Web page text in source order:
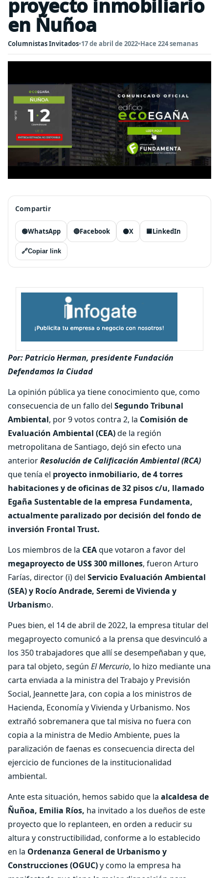
proyecto inmobiliario
en Ñuñoa
Columnistas Invitados•17 de abril de 2022•Hace 224 semanas
Compartir
🟢WhatsApp 🔵Facebook ⚫X 🟦LinkedIn
🔗Copiar link
Por: Patricio Herman, presidente Fundación
Defendamos la Ciudad
La opinión pública ya tiene conocimiento que, como
consecuencia de un fallo del Segundo Tribunal
Ambiental, por 9 votos contra 2, la Comisión de
Evaluación Ambiental (CEA)de la región
metropolitana de Santiago, dejó sin efecto una
anteriorResolución de Calificación Ambiental (RCA)
que tenía el proyecto inmobiliario, de 4 torres
habitaciones y de oficinas de 32 pisos c/u, llamado
Egaña Sustentable de la empresa Fundamenta,
actualmente paralizado por decisión del fondo de
inversión Frontal Trust.
Los miembros de la CEAque votaron a favor del
megaproyecto de US$ 300 millones, fueron Arturo
Farías, director (i) del Servicio Evaluación Ambiental
(SEA) y Rocío Andrade, Seremi de Vivienda y
Urbanismo.
Pues bien, el 14 de abril de 2022, la empresa titular del
megaproyecto comunicó a la prensa que desvinculó a
los 350 trabajadores que allí se desempeñaban y que,
para tal objeto, según El Mercurio, lo hizo mediante una
carta enviada a la ministra del Trabajo y Previsión
Social, Jeannette Jara, con copia a los ministros de
Hacienda, Economía y Vivienda y Urbanismo. Nos
extrañó sobremanera que tal misiva no fuera con
copia a la ministra de Medio Ambiente, pues la
paralización de faenas es consecuencia directa del
ejercicio de funciones de la institucionalidad
ambiental.
Ante esta situación, hemos sabido que la alcaldesa de
Ñuñoa, Emilia Ríos, ha invitado a los dueños de este
proyecto que lo replanteen, en orden a reducir su
altura y constructibilidad, conforme a lo establecido
en la Ordenanza General de Urbanismo y
Construcciones (OGUC)y como la empresa ha